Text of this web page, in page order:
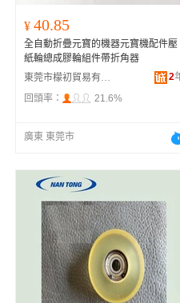
¥ 40.85
全自動折疊元寶的機器元寶機配件壓
紙輪總成膠輪組件帶折角器
東莞市檬初貿易有限公司
2
回頭率：
21.6%
廣東 東莞市